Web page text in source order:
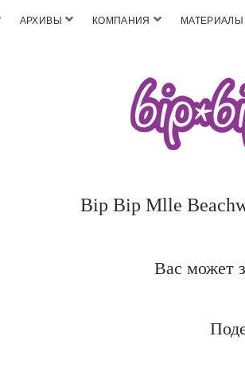
АРХИВЫ КОМПАНИЯ МАТЕРИАЛЫ
Bip Bip Mlle
Вас может